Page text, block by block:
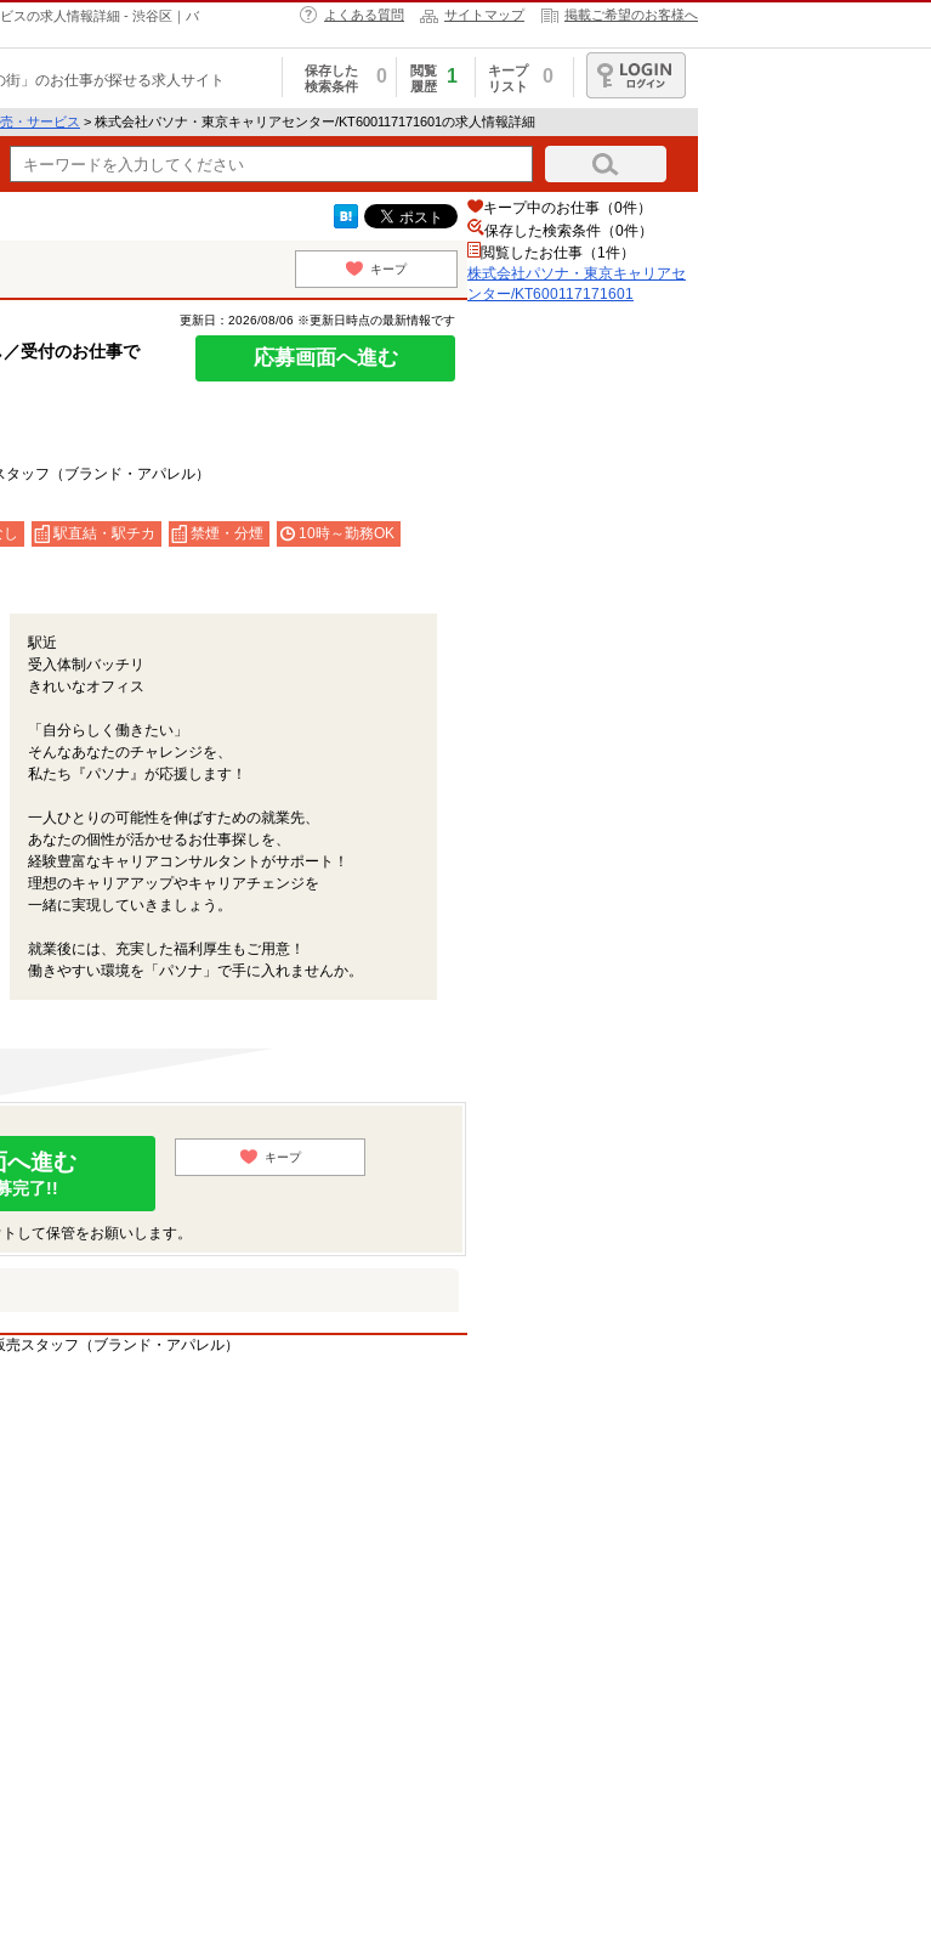
スの求人情報詳細 - 渋谷区｜バ
よくある質問 サイトマップ 掲載ご希望のお客様へ
街」のお仕事が探せる求人サイト
保存した
検索条件
0
閲覧
履歴
1
キープ
リスト
0
ログイン
・サービス > 株式会社パソナ・東京キャリアセンター/KT600117171601の求人情報詳細
キープ
受付のお仕事で
更新日：2026/08/06 ※更新日時点の最新情報です
応募画面へ進む
ッフ（ブランド・アパレル）
駅直結・駅チカ 禁煙・分煙
10時～勤務OK
駅近
受入体制バッチリ
きれいなオフィス
「自分らしく働きたい」
そんなあなたのチャレンジを、
私たち『パソナ』が応援します！
一人ひとりの可能性を伸ばすための就業先、
あなたの個性が活かせるお仕事探しを、
経験豊富なキャリアコンサルタントがサポート！
理想のキャリアアップやキャリアチェンジを
一緒に実現していきましょう。
就業後には、充実した福利厚生もご用意！
働きやすい環境を「パソナ」で手に入れませんか。
へ進む
完了!!
キープ
して保管をお願いします。
スタッフ（ブランド・アパレル）
キープ中のお仕事（0件）
保存した検索条件（0件）
閲覧したお仕事（1件）
株式会社パソナ・東京キャリアセ
ンター/KT600117171601